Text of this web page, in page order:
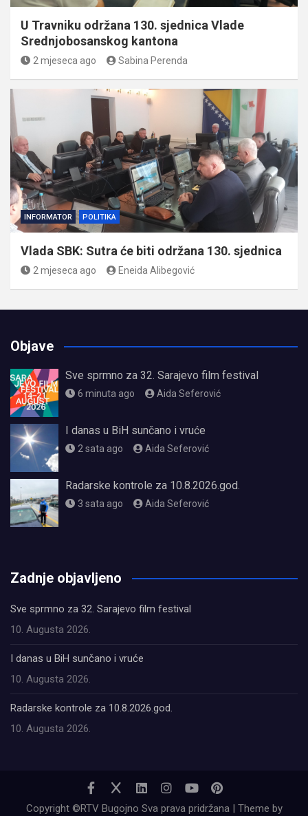
U Travniku održana 130. sjednica Vlade
Srednjobosanskog kantona
2 mjeseca ago Sabina Perenda
INFORMATOR POLITIKA
Vlada SBK: Sutra će biti održana 130. sjednica
2 mjeseca ago Eneida Alibegović
Objave
Sve sprmno za 32. Sarajevo film festival
6 minuta ago Aida Seferović
I danas u BiH sunčano i vruće
2 sata ago Aida Seferović
Radarske kontrole za 10.8.2026.god.
3 sata ago Aida Seferović
Zadnje objavljeno
Sve sprmno za 32. Sarajevo film festival
10. Augusta 2026.
I danas u BiH sunčano i vruće
10. Augusta 2026.
Radarske kontrole za 10.8.2026.god.
10. Augusta 2026.
Copyright ©RTV Bugojno Sva prava pridržana | Theme by